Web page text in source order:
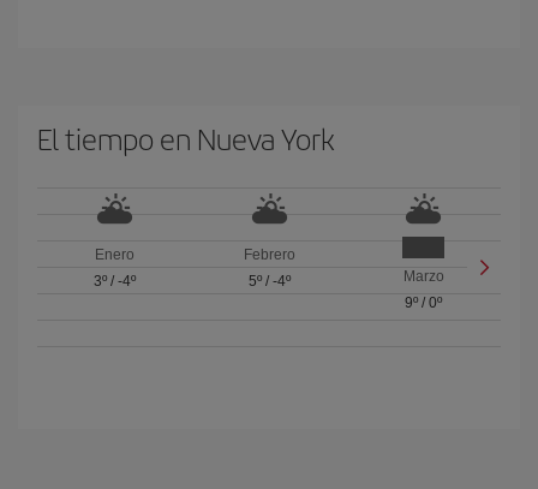
El tiempo en Nueva York
Enero
3º/ -4º
Febrero
5º/ -4º
Marzo
9º /0º